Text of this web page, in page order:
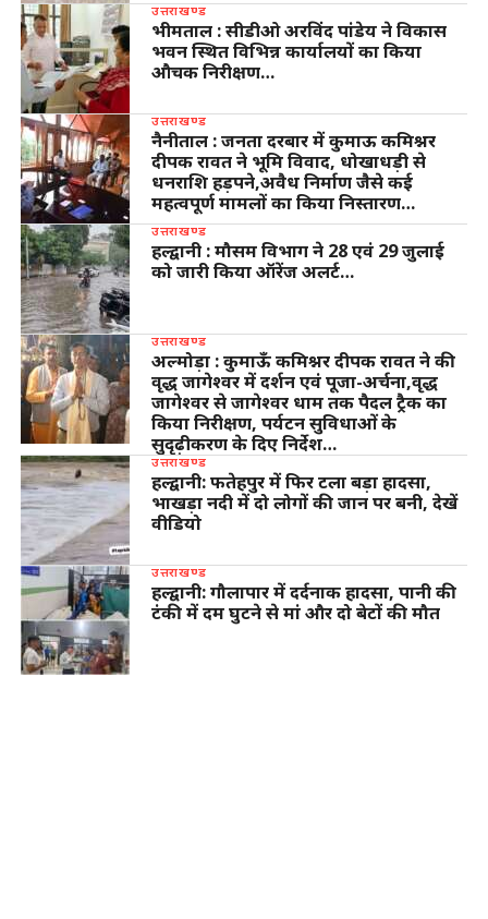
उत्तराखण्ड
भीमताल : सीडीओ अरविंद पांडेय ने विकास
भवन स्थित विभिन्न कार्यालयों का किया
औचक निरीक्षण…
उत्तराखण्ड
नैनीताल : जनता दरबार में कुमाऊ कमिश्नर
दीपक रावत ने भूमि विवाद, धोखाधड़ी से
धनराशि हड़पने,अवैध निर्माण जैसे कई
महत्वपूर्ण मामलों का किया निस्तारण…
उत्तराखण्ड
हल्द्वानी : मौसम विभाग ने 28 एवं 29 जुलाई
को जारी किया ऑरेंज अलर्ट…
उत्तराखण्ड
अल्मोड़ा : कुमाऊँ कमिश्नर दीपक रावत ने की
वृद्ध जागेश्वर में दर्शन एवं पूजा-अर्चना,वृद्ध
जागेश्वर से जागेश्वर धाम तक पैदल ट्रैक का
किया निरीक्षण, पर्यटन सुविधाओं के
सुदृढ़ीकरण के दिए निर्देश…
उत्तराखण्ड
हल्द्वानी: फतेहपुर में फिर टला बड़ा हादसा,
भाखड़ा नदी में दो लोगों की जान पर बनी, देखें
वीडियो
उत्तराखण्ड
हल्द्वानी: गौलापार में दर्दनाक हादसा, पानी की
टंकी में दम घुटने से मां और दो बेटों की मौत